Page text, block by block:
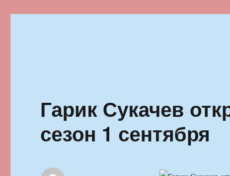
Гарик Сукачев
сезон 1 сентября